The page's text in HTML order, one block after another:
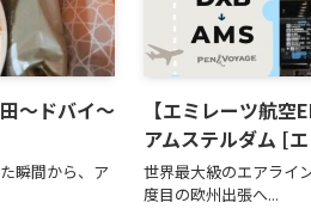
～ドバイ～
瞬間から、ア
【エミレーツ航
アムステルダム [
世界最大級のエアライ
度目の欧州出張へ...